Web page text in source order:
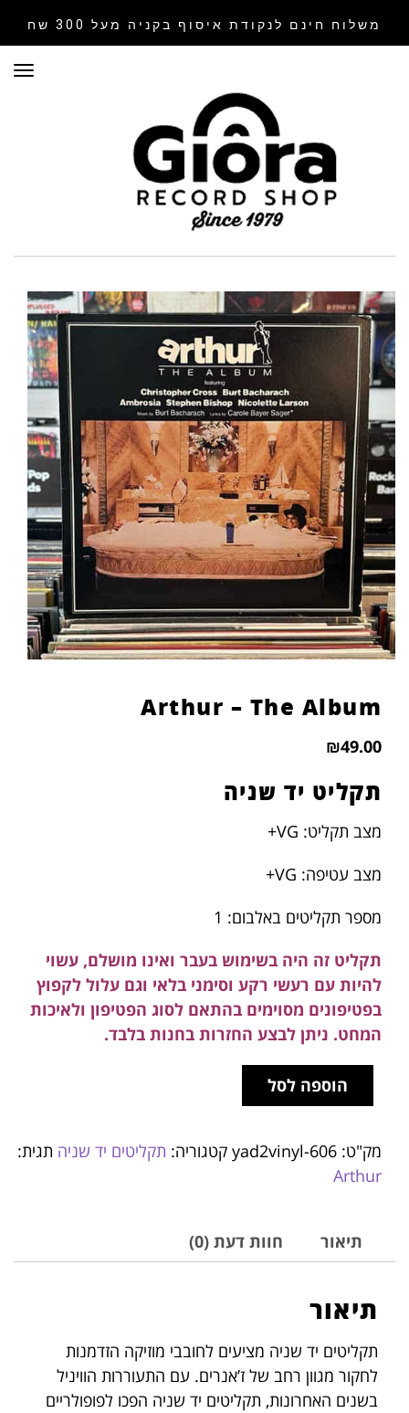
משלוח חינם לנקודת איסוף בקניה מעל 300 שח
Arthur – The Album
₪49.00
תקליט יד שניה
מצב תקליט: VG+
מצב עטיפה: VG+
מספר תקליטים באלבום: 1
תקליט זה היה בשימוש בעבר ואינו מושלם, עשוי
להיות עם רעשי רקע וסימני בלאי וגם עלול לקפוץ
בפטיפונים מסוימים בהתאם לסוג הפטיפון ולאיכות
המחט. ניתן לבצע החזרות בחנות בלבד.
הוספה לסל
מק"ט: yad2vinyl-606 קטגוריה: תקליטים יד שניה תגית:
Arthur
תיאור חוות דעת (0)
תיאור
תקליטים יד שניה מציעים לחובבי מוזיקה הזדמנות
לחקור מגוון רחב של ז’אנרים. עם התעוררות הוויניל
בשנים האחרונות, תקליטים יד שניה הפכו לפופולריים